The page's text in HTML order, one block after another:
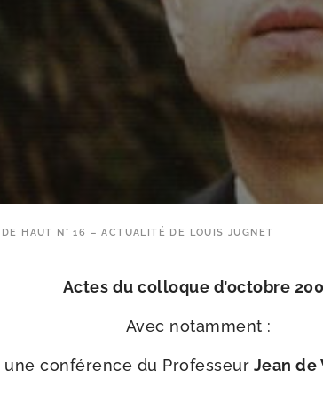
HAUT N° 16 – ACTUALITÉ DE LOUIS JUGNET
Actes du col­loque d’oc­tobre
Avec notam­ment :
une confé­rence du Professeur Jean de